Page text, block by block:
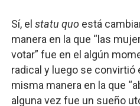
Sí, el statu quoestá
manera en la que “las
votar” fue en el algún
radical y luego se convirtió
misma manera en la que
alguna vez fue un sueño